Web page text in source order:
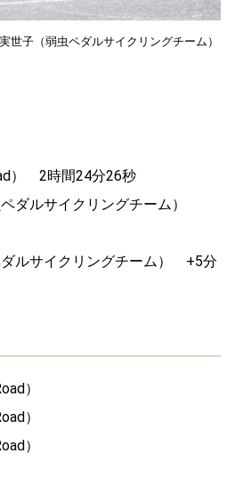
世子（弱虫ペダルサイクリングチーム）
） 2時間24分26秒
ダルサイクリングチーム）
ルサイクリングチーム） +5分
）
）
）